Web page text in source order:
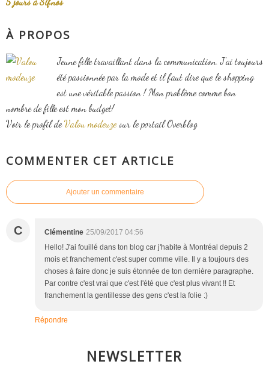
À PROPOS
Jeune fille travaillant dans la communication. J'ai toujours
été passionnée par la mode et il faut dire que le shopping
est une véritable passion ! Mon problème comme bon
nombre de fille est mon budget!
Voir le profil deValou modeuzesur le portail Overblog
COMMENTER CET ARTICLE
Ajouter un commentaire
C Clémentine 25/09/2017 04:56
Hello! J'ai fouillé dans ton blog car j'habite à Montréal depuis 2
mois et franchement c'est super comme ville. Il y a toujours des
choses à faire donc je suis étonnée de ton dernière paragraphe.
Par contre c'est vrai que c'est l'été que c'est plus vivant !! Et
franchement la gentillesse des gens c'est la folie :)
Répondre
NEWSLETTER